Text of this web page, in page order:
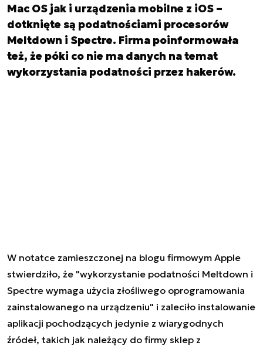
Mac OS jak i urządzenia mobilne z iOS –
dotknięte są podatnościami procesorów
Meltdown i Spectre. Firma poinformowała
też, że póki co nie ma danych na temat
wykorzystania podatności przez hakerów.
W notatce zamieszczonej na blogu firmowym Apple
stwierdziło, że "wykorzystanie podatności Meltdown i
Spectre wymaga użycia złośliwego oprogramowania
zainstalowanego na urządzeniu" i zaleciło instalowanie
aplikacji pochodzących jedynie z wiarygodnych
źródeł, takich jak należący do firmy sklep z